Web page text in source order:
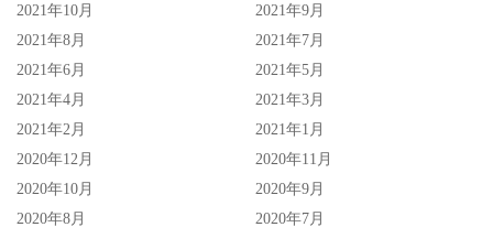
2021年10月
2021年9月
2021年8月
2021年7月
2021年6月
2021年5月
2021年4月
2021年3月
2021年2月
2021年1月
2020年12月
2020年11月
2020年10月
2020年9月
2020年8月
2020年7月